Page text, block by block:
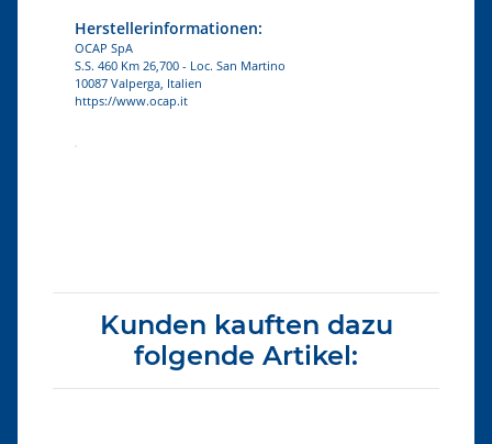
Herstellerinformationen:
OCAP SpA
S.S. 460 Km 26,700 - Loc. San Martino
10087 Valperga, Italien
https://www.ocap.it
Kunden kauften dazu
folgende Artikel: